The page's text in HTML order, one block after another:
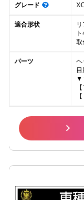
グレード
適合形状
取
パーツ
目